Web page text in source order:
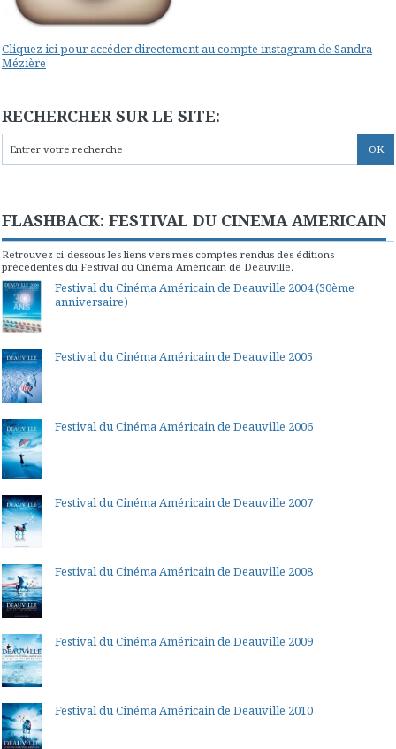
Cliquez ici pour accéder directement au compte instagram de Sandra
Mézière
RECHERCHER SUR LE SITE:
FLASHBACK: FESTIVAL DU CINEMA AMERICAIN
Retrouvez ci-dessous les liens vers mes comptes-rendus des éditions
précédentes du Festival du Cinéma Américain de Deauville.
Festival du Cinéma Américain de Deauville 2004 (30ème
anniversaire)
Festival du Cinéma Américain de Deauville 2005
Festival du Cinéma Américain de Deauville 2006
Festival du Cinéma Américain de Deauville 2007
Festival du Cinéma Américain de Deauville 2008
Festival du Cinéma Américain de Deauville 2009
Festival du Cinéma Américain de Deauville 2010